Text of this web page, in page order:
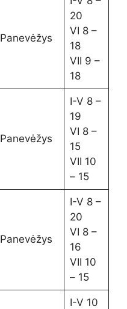
Panevėžys
20
VI 8 –
18
VII 9 –
18
Panevėžys
I-V 8 –
19
VI 8 –
15
VII 10
– 15
Panevėžys
I-V 8 –
20
VI 8 –
16
VII 10
– 15
I-V 10